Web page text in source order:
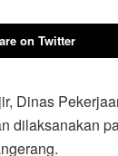
on Twitter
Dinas
dilaksanakan